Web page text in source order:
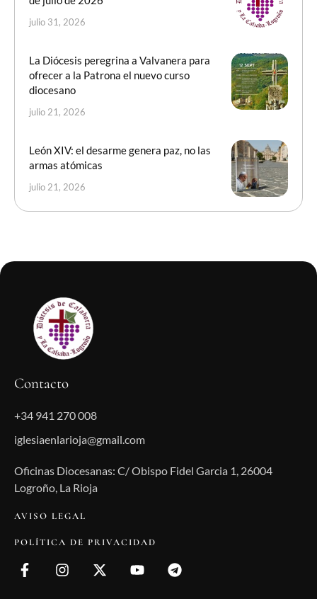
julio 31, 2026
La Diócesis peregrina a Valvanera para
ofrecer a la Patrona el nuevo curso
diocesano
julio 21, 2026
León XIV: el desarme genera paz, no las
armas atómicas
julio 21, 2026
Contacto
+34 941 270 008
iglesiaenlarioja@gmail.com
Oficinas Diocesanas: C/ Obispo Fidel Garcia 1, 26004
Logroño, La Rioja
AVISO LEGAL
POLÍTICA DE PRIVACIDAD